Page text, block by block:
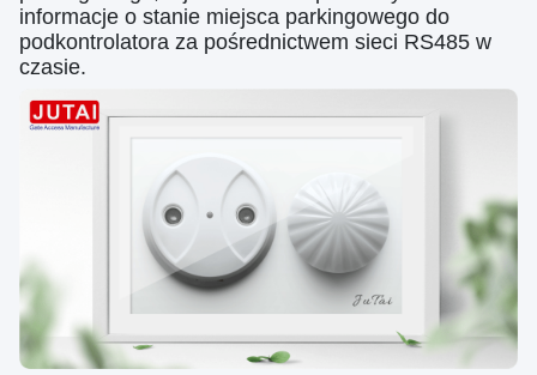
informacje o stanie miejsca parkingowego do
podkontrolatora za pośrednictwem sieci RS485 w
czasie.